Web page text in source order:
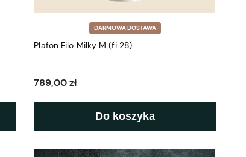
DARMOWA DOSTAWA
Plafon Filo Milky M (fi 28)
789,00 zł
Do koszyka